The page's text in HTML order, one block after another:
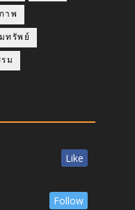
าพ
ทรัพย์
ม
Like
Follow